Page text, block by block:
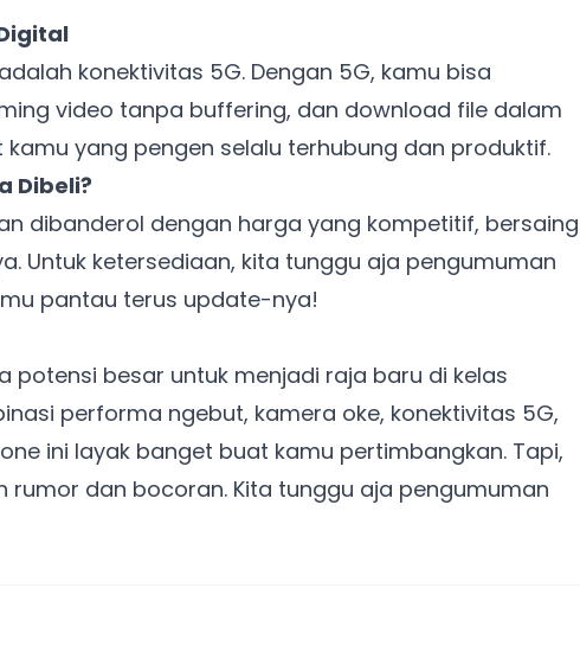
konektivitas 5G. Dengan 5G, kamu bisa
video tanpa buffering, dan download file dalam
yang pengen selalu terhubung dan produktif.
Dibeli?
dibanderol dengan harga yang kompetitif, bersaing
Untuk ketersediaan, kita tunggu aja pengumuman
pantau terus update-nya!
potensi besar untuk menjadi raja baru di kelas
performa ngebut, kamera oke, konektivitas 5G,
ini layak banget buat kamu pertimbangkan. Tapi,
rumor dan bocoran. Kita tunggu aja pengumuman
untuk kamu yang mau coba
SMM baru nih! Coba BulkFame
pengalaman lebih baik.
gratis dicoba. Kamu tetap bisa pakai
Sosmed kapan saja.
Coba BulkFame